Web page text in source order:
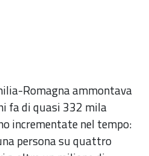
Romagna ammontava
fa di quasi 332 mila
incrementate nel tempo:
persona su quattro